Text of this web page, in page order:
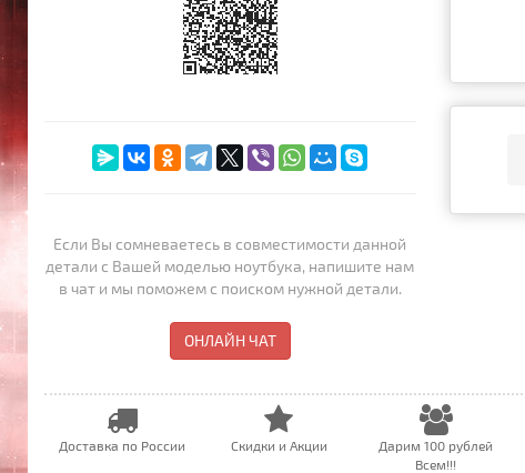
Если Вы сомневаетесь в совместимости данной
детали с Вашей моделью ноутбука, напишите нам
в чат и мы поможем с поиском нужной детали.
ОНЛАЙН ЧАТ
Доставка по России Скидки и Акции
Дарим 100 рублей
Всем!!!